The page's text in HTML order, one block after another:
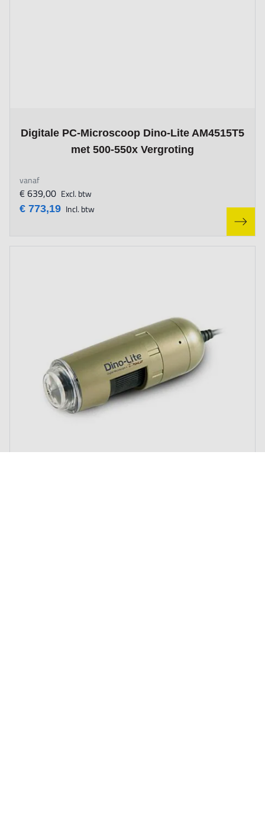
Digitale PC-Microscoop Dino-Lite AM4515T5
met 500-550x Vergroting
The price depends on the options chosen on the product page
vanaf
€ 773,19 Incl. btw
€ 639,00 Excl. btw